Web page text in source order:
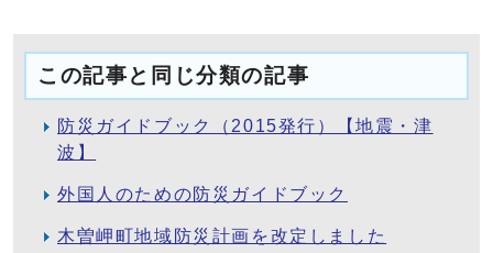
この記事と同じ分類の記事
防災ガイドブック（2015発行）【地震・津
波】
外国人のための防災ガイドブック
木曽岬町地域防災計画を改定しました